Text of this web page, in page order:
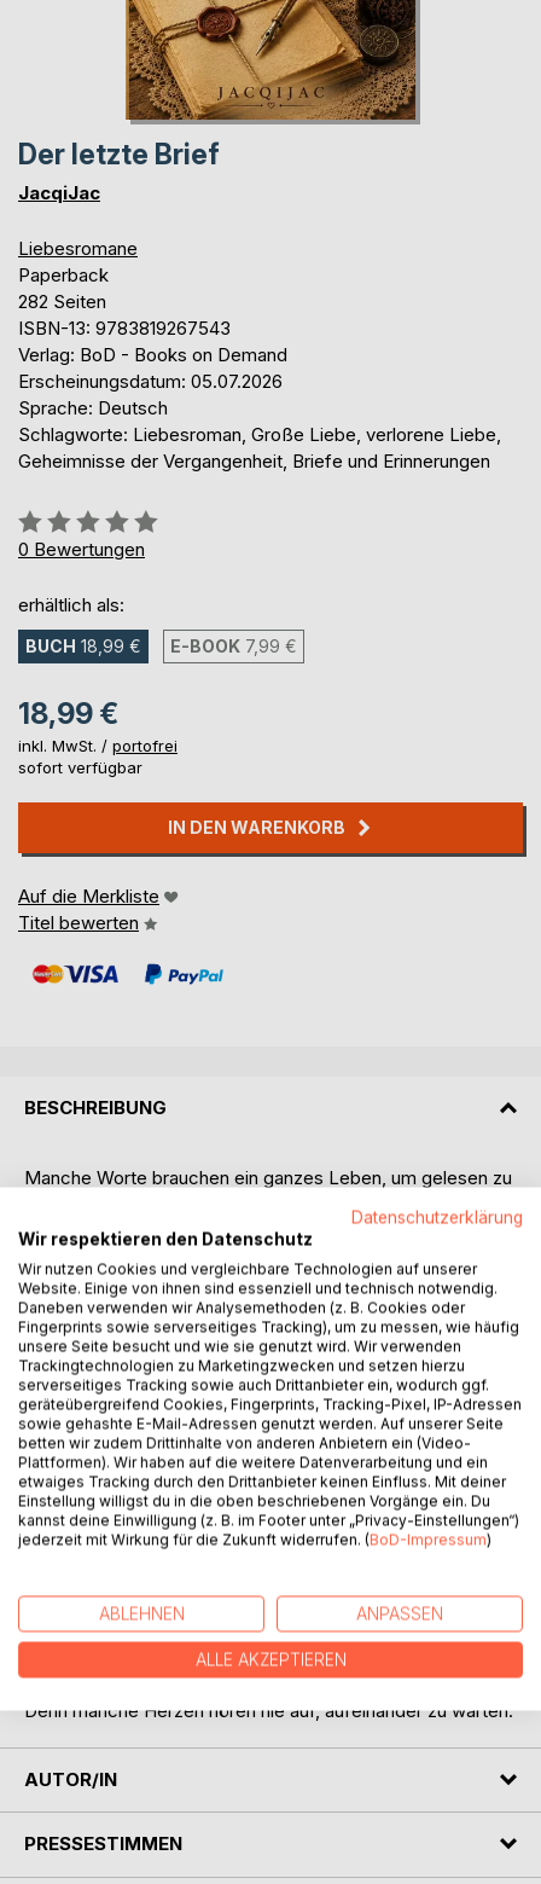
Der letzte Brief
JacqiJac
Liebesromane
Paperback
282 Seiten
ISBN-13: 9783819267543
Verlag: BoD - Books on Demand
Erscheinungsdatum: 05.07.2026
Sprache: Deutsch
Schlagworte: Liebesroman, Große Liebe, verlorene Liebe,
Geheimnisse der Vergangenheit, Briefe und Erinnerungen
Bewertung::
0%
0 Bewertungen
erhältlich als:
BUCH 18,99 € E-BOOK 7,99 €
18,99 €
inkl. MwSt. / portofrei
sofort verfügbar
IN DEN WARENKORB
Auf die Merkliste
Titel bewerten
BESCHREIBUNG
Manche Worte brauchen ein ganzes Leben, um gelesen zu
Als Hannes nach Jahrzehnten in das Haus seiner
Jugendliebe Clara zurückkehrt, glaubt er, nur Erinnerungen
vorzufinden. Doch hinter verschlossenen Türen, zwischen
vergilbten Briefen, alten Melodien und kleinen Zeichen, die
nur zwei Herzen verstehen können, beginnt die
Vergangenheit zu sprechen.
Gemeinsam mit Elena, Claras Tochter, öffnet er einen Weg
zurück zu einer Liebe, die niemals wirklich endete. Stück
für Stück enthüllen Briefe, versteckte Botschaften und
sorgsam bewahrte Erinnerungen eine Wahrheit, die
jahrzehntelang im Schweigen verborgen lag.
Während Hannes erkennt, wie sehr Angst, Schuld und
unausgesprochene Gefühle zwei Menschen voneinander
`Der letzte Brief´ ist ein berührender Roman über die große
Liebe, über verpasste Chancen und über die Hoffnung,
dass Worte ihren Weg finden, selbst dann, wenn ein
ganzes Leben dazwischenliegt.
Denn manche Herzen hören nie auf, aufeinander zu warten.
AUTOR/IN
PRESSESTIMMEN
Datenschutzerklärung
Wir respektieren den Datenschutz
Wir nutzen Cookies und vergleichbare Technologien auf unserer
Website. Einige von ihnen sind essenziell und technisch notwendig.
Daneben verwenden wir Analysemethoden (z. B. Cookies oder
Fingerprints sowie serverseitiges Tracking), um zu messen, wie häufig
unsere Seite besucht und wie sie genutzt wird. Wir verwenden
Trackingtechnologien zu Marketingzwecken und setzen hierzu
serverseitiges Tracking sowie auch Drittanbieter ein, wodurch ggf.
geräteübergreifend Cookies, Fingerprints, Tracking-Pixel, IP-Adressen
sowie gehashte E-Mail-Adressen genutzt werden. Auf unserer Seite
betten wir zudem Drittinhalte von anderen Anbietern ein (Video-
Plattformen). Wir haben auf die weitere Datenverarbeitung und ein
etwaiges Tracking durch den Drittanbieter keinen Einfluss. Mit deiner
Einstellung willigst du in die oben beschriebenen Vorgänge ein. Du
kannst deine Einwilligung (z. B. im Footer unter „Privacy-Einstellungen“)
jederzeit mit Wirkung für die Zukunft widerrufen. (BoD-Impressum)
ABLEHNEN ANPASSEN
ALLE AKZEPTIEREN